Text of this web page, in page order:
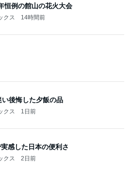
恒例の館山の花火大会
クス 14時間前
感した日本の便利さ
クス 2日前